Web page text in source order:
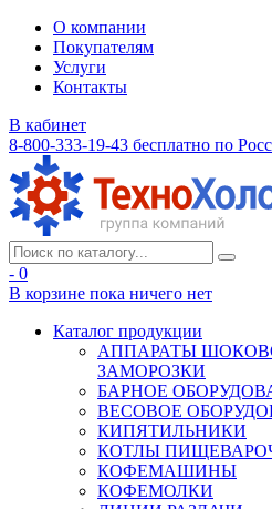
О компании
Покупателям
Услуги
Контакты
В кабинет
8-800-333-19-43 бесплатно по
- 0
В корзине пока ничего нет
Каталог продукции
АППАРАТЫ
ЗАМОРОЗКИ
БАРНОЕ
ВЕСОВОЕ
КИПЯТИЛЬНИКИ
КОТЛЫ
КОФЕМАШИНЫ
КОФЕМОЛКИ